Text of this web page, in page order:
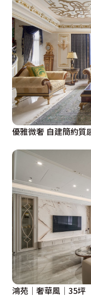
優雅微奢 自建簡約
鴻苑│奢華風│35坪